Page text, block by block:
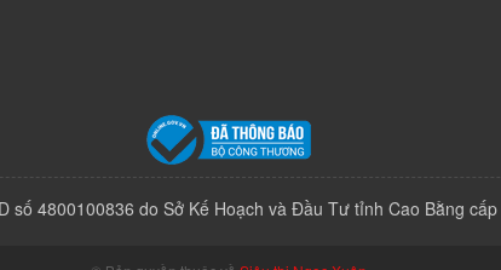
số 4800100836 do Sở Kế Hoạch và Đầu Tư tỉnh Cao Bằng